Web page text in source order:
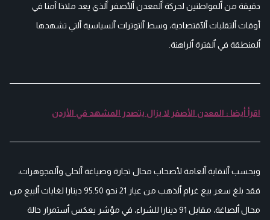
دقيقة من ٱلمواطنين لحركة ٱلمعدن ٱلأصفر ٱلذي يعد ملاذا آمنا في
أوقات ٱلتقلبات ٱلٱقتصادية، وسط ٱلتوترات ٱلسياسية ٱلتي تشهدها
ٱلمنطقة في ٱلفترة ٱلراهنة.
اقرأ أيضا : المعدن الأصفر لا يزال يتصدر المشهد في الأردن
وبحسب ٱلنقابة ٱلعامة لأصحاب محال تجارة وصياغة ٱلحلي وٱلمجوهرات،
فقد بلغ سعر بيع غرام ٱلذهب من عيار 21 نحو 95.50 دينارا لغايات ٱلبيع من
محال ٱلصاغة، مقابل 91 دينارا للشراء، في مؤشر يعكس ٱستمرار حالة